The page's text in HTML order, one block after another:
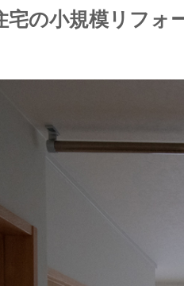
宅の小規模リフ